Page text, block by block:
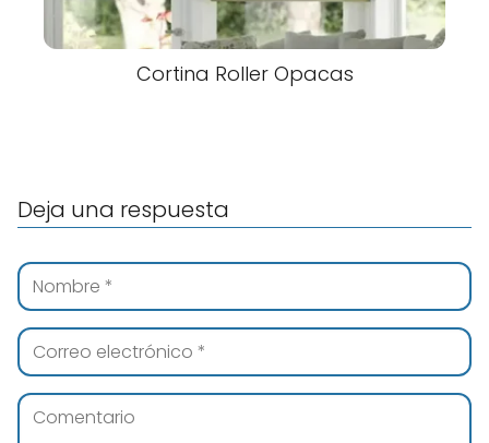
Cortina Roller Opacas
Deja una respuesta